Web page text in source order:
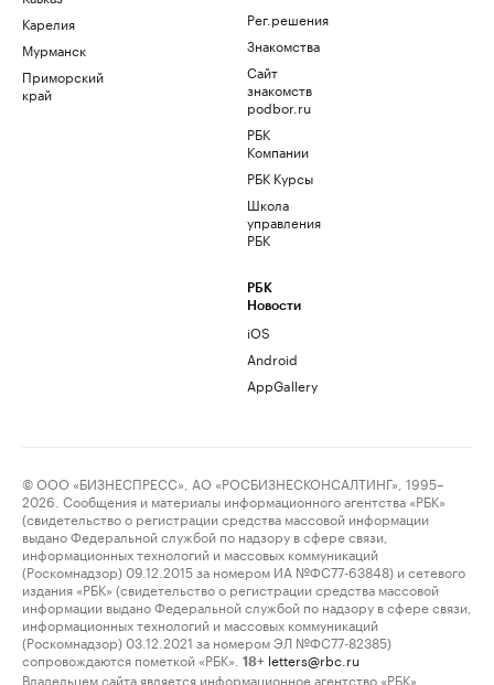
Карелия
Мурманск
Приморский
край
Рег.решения
Знакомства
Сайт
знакомств
podbor.ru
РБК
Компании
РБК Курсы
Школа
управления
РБК
РБК
Новости
iOS
Android
AppGallery
© ООО «БИЗНЕСПРЕСС», АО «РОСБИЗНЕСКОНСАЛТИНГ», 1995–
2026. Сообщения и материалы информационного агентства «РБК»
(свидетельство о регистрации средства массовой информации
выдано Федеральной службой по надзору в сфере связи,
информационных технологий и массовых коммуникаций
(Роскомнадзор) 09.12.2015 за номером ИА №ФС77-63848) и сетевого
издания «РБК» (свидетельство о регистрации средства массовой
информации выдано Федеральной службой по надзору в сфере связи,
информационных технологий и массовых коммуникаций
(Роскомнадзор) 03.12.2021 за номером ЭЛ №ФС77-82385)
сопровождаются пометкой «РБК».
18+ letters@rbc.ru
Владельцем сайта является информационное агентство «РБК».